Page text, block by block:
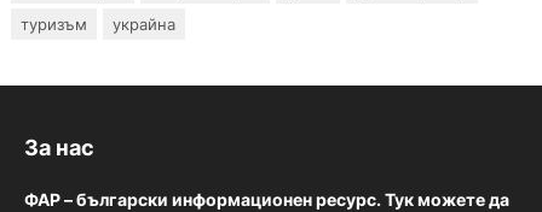
туризъм
украйна
За нас
ФАР – български информационен ресурс. Тук можете да